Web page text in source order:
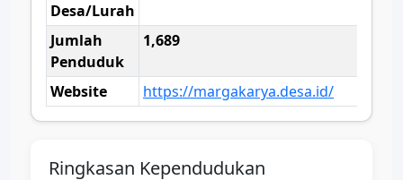
Desa/Lurah
Jumlah
Penduduk
1,689
Website https://margakarya.desa.id/
Ringkasan Kependudukan